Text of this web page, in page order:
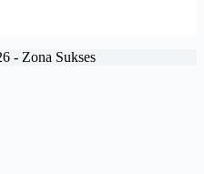
- Zona Sukses